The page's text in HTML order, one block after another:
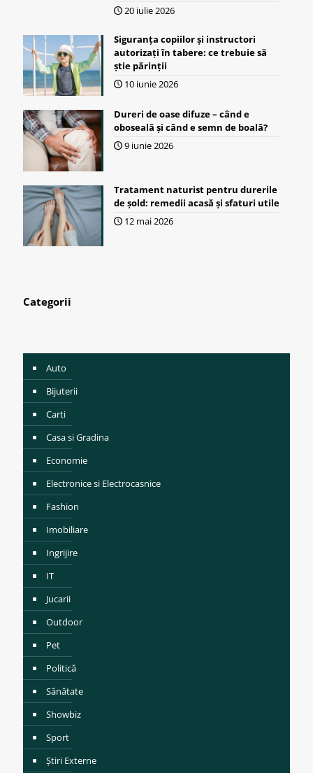
20 iulie 2026
Siguranța copiilor și instructori
autorizați în tabere: ce trebuie să
știe părinții
10 iunie 2026
Dureri de oase difuze – când e
oboseală și când e semn de boală?
9 iunie 2026
Tratament naturist pentru durerile
de șold: remedii acasă și sfaturi utile
12 mai 2026
Categorii
Auto
Bijuterii
Carti
Casa si Gradina
Economie
Electronice si Electrocasnice
Fashion
Imobiliare
Ingrijire
IT
Jucarii
Outdoor
Pet
Politică
Sănătate
Showbiz
Sport
Știri Externe